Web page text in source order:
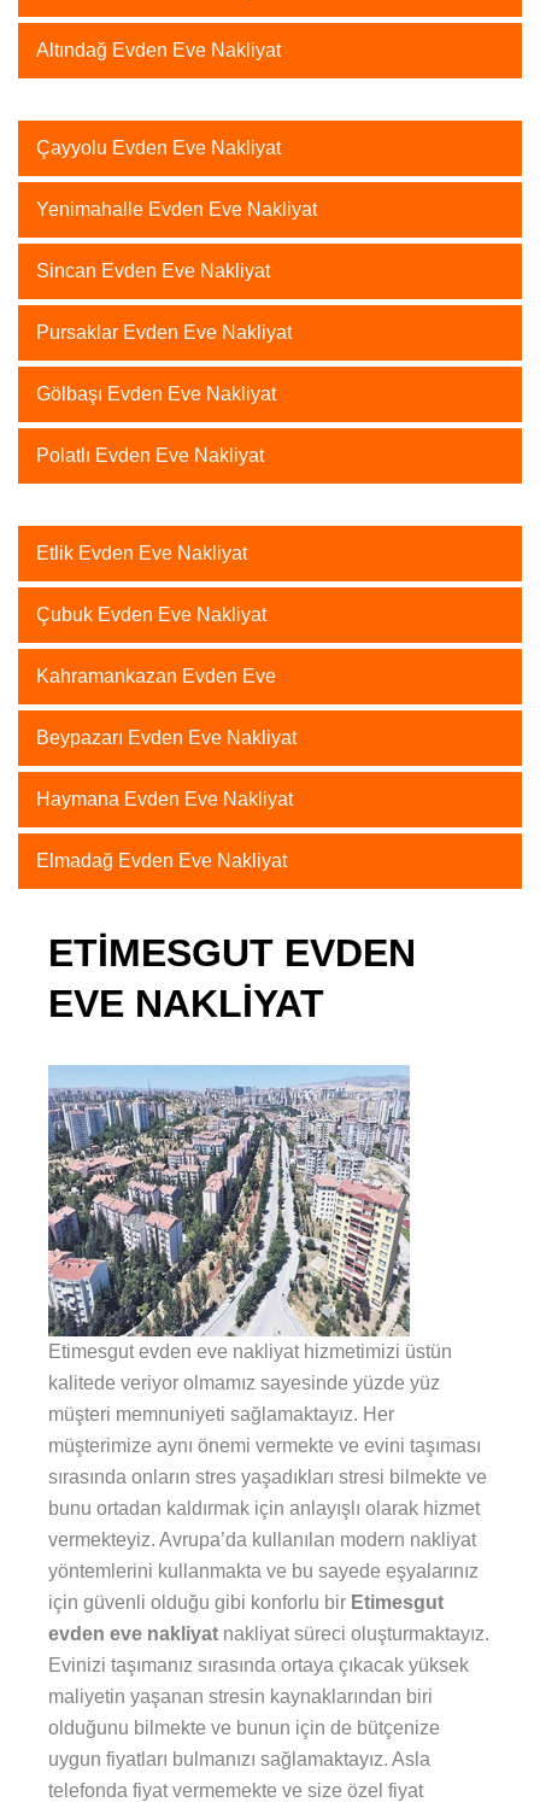
Altındağ Evden Eve Nakliyat
Çayyolu Evden Eve Nakliyat
Yenimahalle Evden Eve Nakliyat
Sincan Evden Eve Nakliyat
Pursaklar Evden Eve Nakliyat
Gölbaşı Evden Eve Nakliyat
Polatlı Evden Eve Nakliyat
Etlik Evden Eve Nakliyat
Çubuk Evden Eve Nakliyat
Kahramankazan Evden Eve
Beypazarı Evden Eve Nakliyat
Haymana Evden Eve Nakliyat
Elmadağ Evden Eve Nakliyat
ETIMESGUT EVDEN
EVE NAKLIYAT
Etimesgut evden eve nakliyat hizmetimizi üstün
kalitede veriyor olmamız sayesinde yüzde yüz
müşteri memnuniyeti sağlamaktayız. Her
müşterimize aynı önemi vermekte ve evini taşıması
sırasında onların stres yaşadıkları stresi bilmekte ve
bunu ortadan kaldırmak için anlayışlı olarak hizmet
vermekteyiz. Avrupa’da kullanılan modern nakliyat
yöntemlerini kullanmakta ve bu sayede eşyalarınız
için güvenli olduğu gibi konforlu bir Etimesgut
evden eve nakliyat nakliyat süreci oluşturmaktayız.
Evinizi taşımanız sırasında ortaya çıkacak yüksek
maliyetin yaşanan stresin kaynaklarından biri
olduğunu bilmekte ve bunun için de bütçenize
uygun fiyatları bulmanızı sağlamaktayız. Asla
telefonda fiyat vermemekte ve size özel fiyat